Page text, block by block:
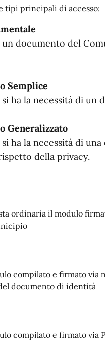
tipi principali di accesso:
un documento del
Semplice
si ha la necessità di
Generalizzato
ha la necessità di
della privacy.
ordinaria il modulo
compilato e firmato via
documento di identità
compilato e firmato via